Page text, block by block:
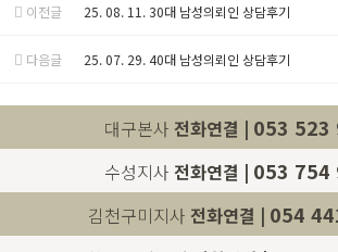
이전글 25. 08. 11. 30대 남성의뢰인 상담후기
다음글 25. 07. 29. 40대 남성의뢰인 상담후기
대구본사 전화연결 | 053 523
수성지사 전화연결 | 053 754
김천구미지사 전화연결 | 054